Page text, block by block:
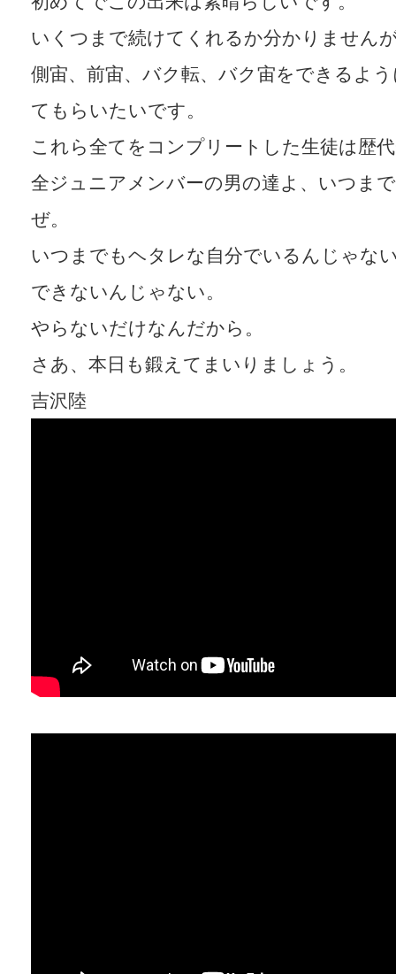
いくつまで続けてくれるか分かりません
側宙、前宙、バク転、バク宙をできるよ
てもらいたいです。
これら全てをコンプリートした生徒は歴
全ジュニアメンバーの男の達よ、いつま
ぜ。
いつまでもヘタレな自分でいるんじゃな
できないんじゃない。
やらないだけなんだから。
さあ、本日も鍛えてまいりましょう。
吉沢陸